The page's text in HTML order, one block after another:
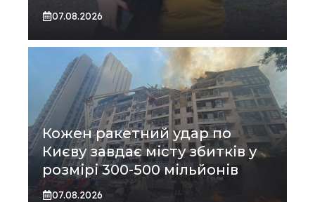
07.08.2026
Кожен ракетний удар по
Києву завдає місту збитків у
розмірі 300-500 мільйонів
07.08.2026